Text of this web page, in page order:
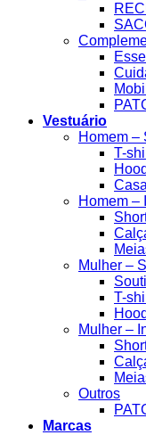
Vestuário
Homem –
T-
Homem –
Mulher –
T-
Mulher –
Outros
Marcas